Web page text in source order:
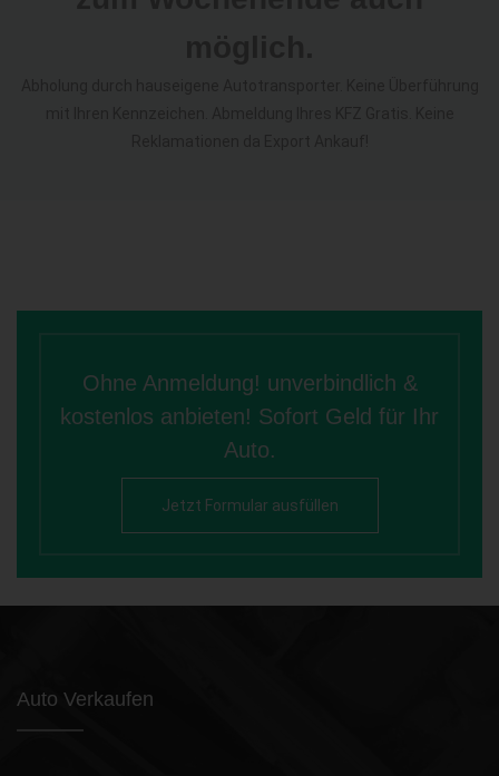
Ohne Anmeldung! unverbindlich &
kostenlos anbieten! Sofort Geld für Ihr
Auto.
Jetzt Formular ausfüllen
Auto Verkaufen